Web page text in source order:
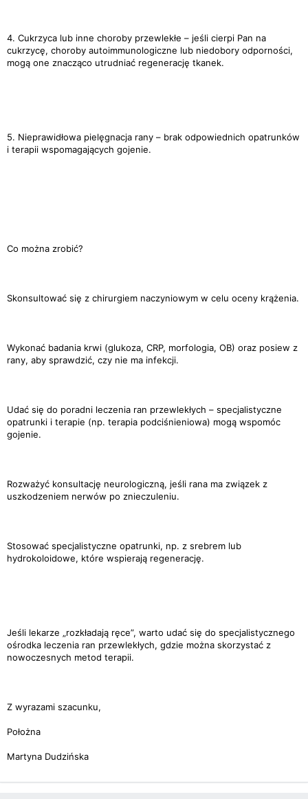
4. Cukrzyca lub inne choroby przewlekłe – jeśli cierpi Pan na
cukrzycę, choroby autoimmunologiczne lub niedobory odporności,
mogą one znacząco utrudniać regenerację tkanek.
5. Nieprawidłowa pielęgnacja rany – brak odpowiednich opatrunków
i terapii wspomagających gojenie.
Co można zrobić?
Skonsultować się z chirurgiem naczyniowym w celu oceny krążenia.
Wykonać badania krwi (glukoza, CRP, morfologia, OB) oraz posiew z
rany, aby sprawdzić, czy nie ma infekcji.
Udać się do poradni leczenia ran przewlekłych – specjalistyczne
opatrunki i terapie (np. terapia podciśnieniowa) mogą wspomóc
gojenie.
Rozważyć konsultację neurologiczną, jeśli rana ma związek z
uszkodzeniem nerwów po znieczuleniu.
Stosować specjalistyczne opatrunki, np. z srebrem lub
hydrokoloidowe, które wspierają regenerację.
Jeśli lekarze „rozkładają ręce”, warto udać się do specjalistycznego
ośrodka leczenia ran przewlekłych, gdzie można skorzystać z
nowoczesnych metod terapii.
Z wyrazami szacunku,
Położna
Martyna Dudzińska